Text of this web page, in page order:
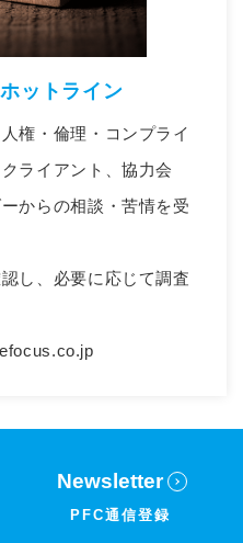
ットライン
権・倫理・コンプライ
ライアント、協力会
からの相談・苦情を受
し、必要に応じて調査
Newsletter
PFC通信登録